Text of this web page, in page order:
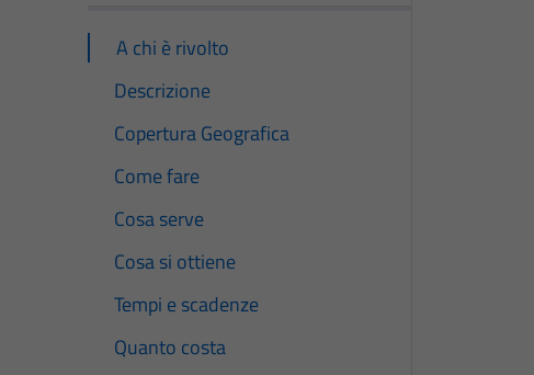
A chi è rivolto
Descrizione
Copertura Geografica
Come fare
Cosa serve
Cosa si ottiene
Tempi e scadenze
Quanto costa